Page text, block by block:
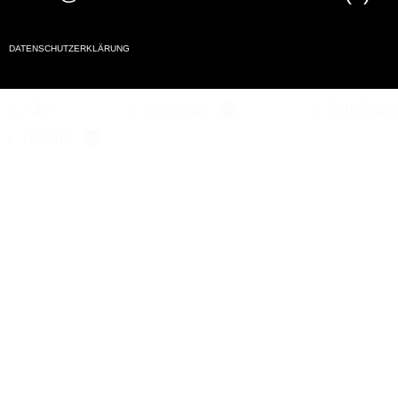
DATENSCHUTZERKLÄRUNG